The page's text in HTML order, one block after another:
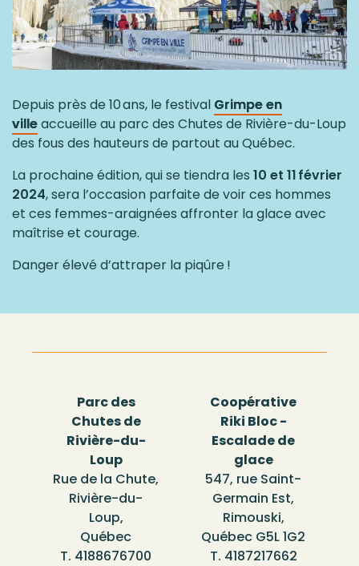
Depuis près de 10 ans, le festival Grimpe en
villeaccueille au parc des Chutes de Rivière-du-Loup
des fous des hauteurs de partout au Québec.
La prochaine édition, qui se tiendra les 10 et 11 février
2024, sera l’occasion parfaite de voir ces hommes
et ces femmes-araignées affronter la glace avec
maîtrise et courage.
Danger élevé d’attraper la piqûre !
Parc des
Chutes de
Rivière-du-
Loup
Rue de la Chute,
Rivière-du-
Loup,
Québec
T. 4188676700
Coopérative
Riki Bloc -
Escalade de
glace
547, rue Saint-
Germain Est,
Rimouski,
Québec G5L 1G2
T. 4187217662